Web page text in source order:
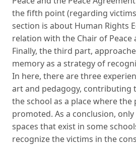
the fifth point (regarding
section is about Human Rights
relation with the Chair of Peace
Finally, the third part,
memory as a strategy of
In here, there are three
art and pedagogy, contributing
the school as a place where the
promoted. As a conclusion,
spaces that exist in some
recognize the victims in the